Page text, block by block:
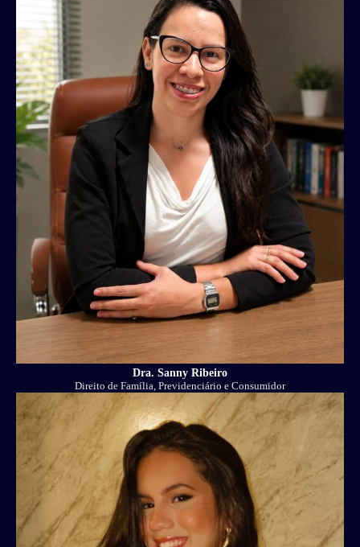
Dra. Sanny Ribeiro
Direito de Família, Previdenciário e Consumidor